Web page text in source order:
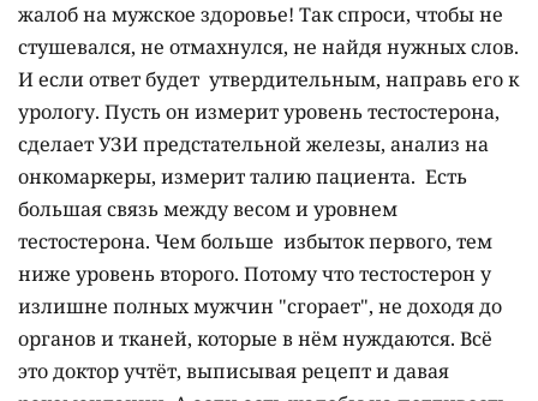
жалоб на мужское здоровье! Так спроси, чтобы не
стушевался, не отмахнулся, не найдя нужных слов.
И если ответ будет утвердительным, направь его к
урологу. Пусть он измерит уровень тестостерона,
сделает УЗИ предстательной железы, анализ на
онкомаркеры, измерит талию пациента. Есть
большая связь между весом и уровнем
тестостерона. Чем больше избыток первого, тем
ниже уровень второго. Потому что тестостерон у
излишне полных мужчин "сгорает", не доходя до
органов и тканей, которые в нём нуждаются. Всё
это доктор учтёт, выписывая рецепт и давая